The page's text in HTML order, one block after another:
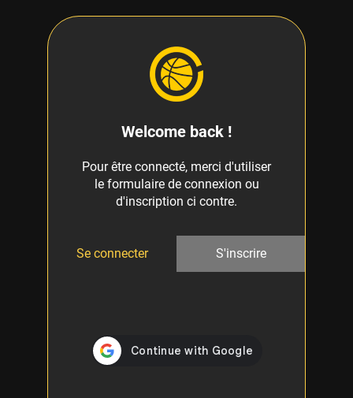
Welcome back !
Pour être connecté, merci d'utiliser
le formulaire de connexion ou
d'inscription ci contre.
Se connecter S'inscrire